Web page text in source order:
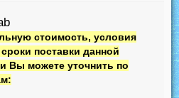
стоимость, условия
поставки данной
Вы можете уточнить по